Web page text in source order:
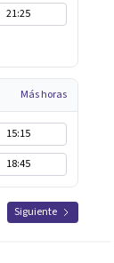
21:25
Más horas
15:15
18:45
Siguiente